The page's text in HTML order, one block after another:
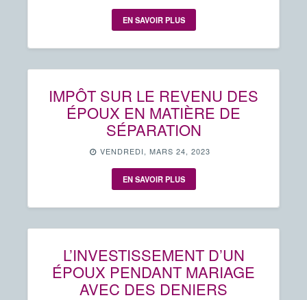
EN SAVOIR PLUS
IMPÔT SUR LE REVENU DES
ÉPOUX EN MATIÈRE DE
SÉPARATION
VENDREDI, MARS 24, 2023
EN SAVOIR PLUS
L’INVESTISSEMENT D’UN
ÉPOUX PENDANT MARIAGE
AVEC DES DENIERS